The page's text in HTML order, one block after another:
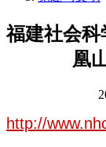
福建社会
凰
http://